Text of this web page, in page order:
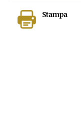
Stampa